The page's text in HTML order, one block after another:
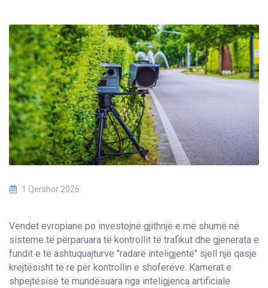
1 Qershor 2026
Vendet evropiane po investojnë gjithnjë e më shumë në
sisteme të përparuara të kontrollit të trafikut dhe gjenerata e
fundit e të ashtuquajturve "radarë inteligjentë" sjell një qasje
krejtësisht të re për kontrollin e shoferëve. Kamerat e
shpejtësisë të mundësuara nga inteligjenca artificiale